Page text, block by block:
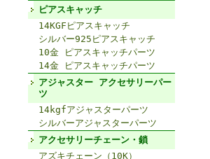
ピアスキャッチ
14KGFピアスキャッチ
シルバー925ピアスキャッチ
10金 ピアスキャッチパーツ
14金 ピアスキャッチパーツ
アジャスター アクセサリーパー
ツ
14kgfアジャスターパーツ
シルバーアジャスターパーツ
アクセサリーチェーン・鎖
アズキチェーン（10K）